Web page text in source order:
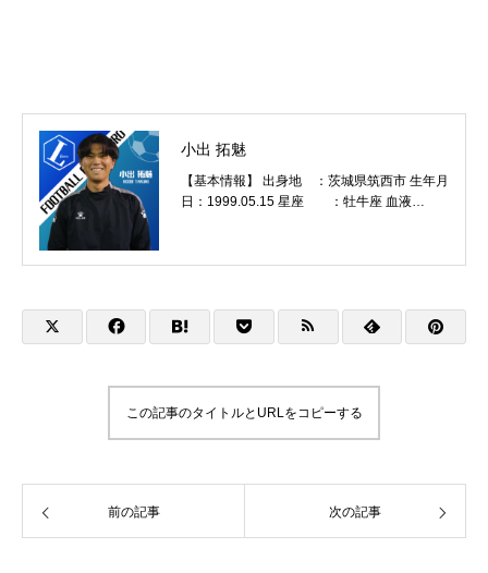
小出 拓魅
【基本情報】 出身地 ：茨城県筑西市 生年月
日：1999.05.15 星座 ：牡牛座 血液
この記事のタイトルとURLをコピーする
前の記事 次の記事